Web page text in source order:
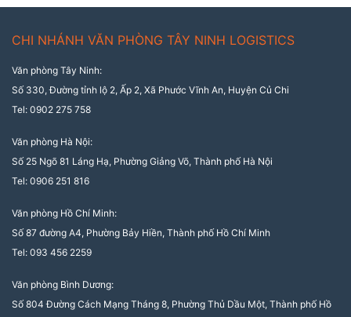
CHI NHÁNH VĂN PHÒNG TÂY NINH LOGISTICS
Văn phòng Tây Ninh:
Số 330, Đường tỉnh lộ 2, Ấp 2, Xã Phước Vĩnh An, Huyện Củ Chi
Tel: 0902 275 758
Văn phòng Hà Nội:
Số 25 Ngõ 81 Láng Hạ, Phường Giảng Võ, Thành phố Hà Nội
Tel: 0906 251 816
Văn phòng Hồ Chí Minh:
Số 87 đường A4, Phường Bảy Hiền, Thành phố Hồ Chí Minh
Tel: 093 456 2259
Văn phòng Bình Dương:
Số 804 Đường Cách Mạng Tháng 8, Phường Thủ Dầu Một, Thành phố Hồ